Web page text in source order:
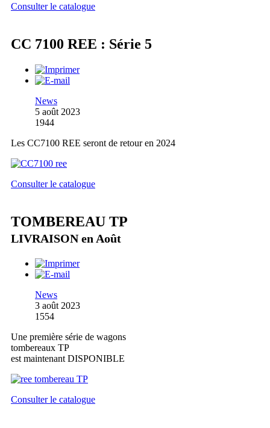
Consulter le catalogue
CC 7100 REE : Série 5
News
5 août 2023
1944
Les CC7100 REE seront de retour en 2024
Consulter le catalogue
TOMBEREAU TP
LIVRAISON en Août
News
3 août 2023
1554
Une première série de wagons
tombereaux TP
est maintenant DISPONIBLE
Consulter le catalogue